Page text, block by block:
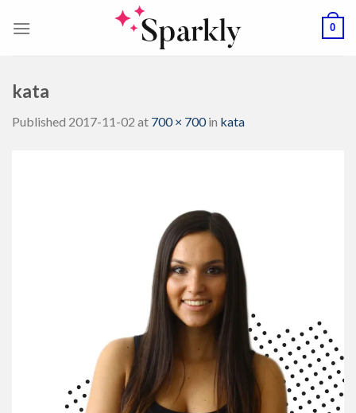
0
kata
Published 2017-11-02 at 700 × 700in kata